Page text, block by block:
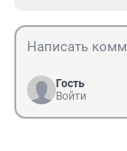
Гость
Войти